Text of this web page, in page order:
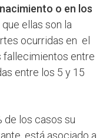
o en los
ellas son la
ocurridas en el
fallecimientos entre
entre los 5 y 15
de los casos su
está asociado a